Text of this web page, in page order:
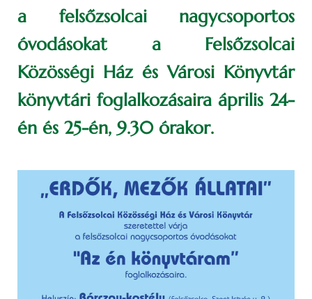
a felsőzsolcai nagycsoportos
óvodásokat a Felsőzsolcai
Közösségi Ház és Városi Könyvtár
könyvtári foglalkozásaira április 24-
én és 25-én, 9.30 órakor.